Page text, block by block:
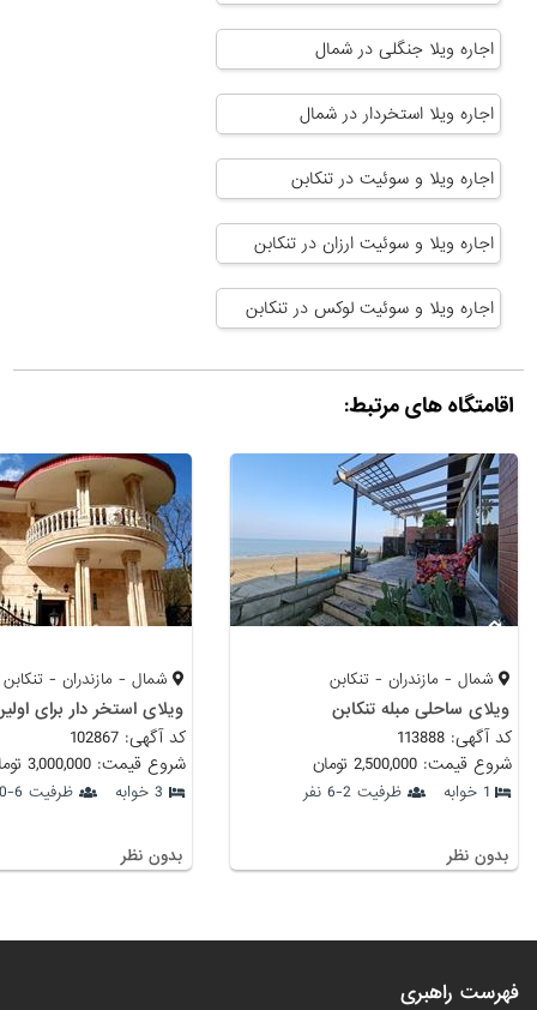
اجاره ویلا جنگلی در شمال
اجاره ویلا استخردار در شمال
اجاره ویلا و سوئیت در تنکابن
اجاره ویلا و سوئیت ارزان در تنکابن
اجاره ویلا و سوئیت لوکس در تنکابن
اقامتگاه های مرتبط:
شمال - مازندران - تنکابن
ویلای ساحلی مبله تنکابن
کد آگهی: 113888
شروع قیمت: 2,500,000 تومان
1 خوابه ظرفیت 2-6 نفر
بدون نظر
شمال - مازندران - تنکابن
کد آگهی: 102867
شروع قیمت: 3,000,000 تومان
3 خوابه ظرفیت 6-10 نفر
بدون نظر
فهرست راهبری